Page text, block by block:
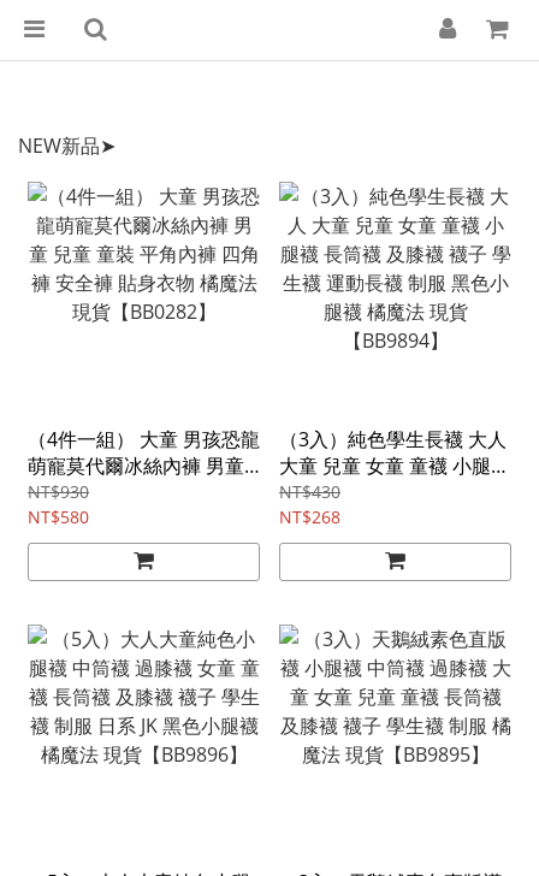
NEW新品➤
（4件一組） 大童 男孩恐龍
萌寵莫代爾冰絲內褲 男童
兒童 童裝 平角內褲 四角褲
安全褲 貼身衣物 橘魔法 現
貨【BB0282】
NT$930
NT$580
（3入）純色學生長襪 大人
大童 兒童 女童 童襪 小腿襪
長筒襪 及膝襪 襪子 學生襪
運動長襪 制服 黑色小腿襪
橘魔法 現貨【BB9894】
NT$430
NT$268